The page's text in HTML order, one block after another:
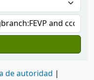
de autoridad